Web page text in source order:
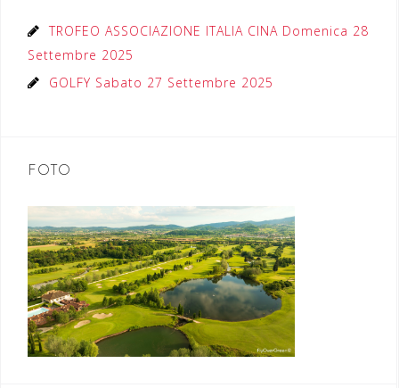
TROFEO ASSOCIAZIONE ITALIA CINA Domenica 28
Settembre 2025
GOLFY Sabato 27 Settembre 2025
FOTO